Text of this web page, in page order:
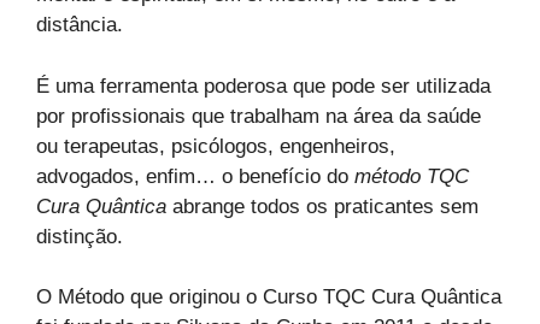
distância.
É uma ferramenta poderosa que pode ser utilizada
por profissionais que trabalham na área da saúde
ou terapeutas, psicólogos, engenheiros,
advogados, enfim… o benefício do método TQC
Cura Quântica abrange todos os praticantes sem
distinção.
O Método que originou o Curso TQC Cura Quântica